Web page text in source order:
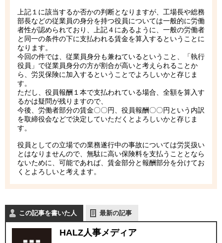
上記１に該当するか否かの判断となりますが、工場長や総務
部長などの従業員の身分を持つ役員については一般的に労働
者性が認められており、上記４にあるように、一般の労働者
と同一の条件の下に支払われる賃金を算入するということに
なります。
今回の件では、従業員身分も兼ねているということ、「執行
役員」で従業員身分の方が割合が高いと考えられることか
ら、労災保険に加入するということでよろしいかと存じま
す。
ただし、役員報酬１本で支払われている場合、全額を算入す
るかは疑問が残りますので、
今後、労働者部分の賃金〇〇円、役員報酬〇〇円という内訳
を取締役会などで決定していただくとよろしいかと存じま
す。
役員としての立場での業務遂行中の事故については労災扱い
とはなりませんので、無駄に高い保険料を支払うこととなら
ないために、可能であれば、賃金部分と報酬部分を分けてお
くとよろしいと考えます。
この記事を書いた人 最新の記事
HALZ人事メディア